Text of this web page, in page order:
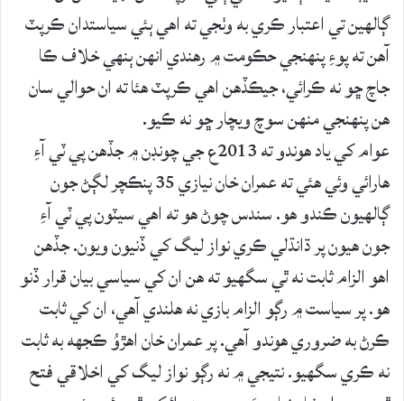
ڳالهين تي اعتبار ڪري به وٺجي ته اهي ٻئي سياستدان ڪرپٽ
آهن ته پوءِ پنهنجي حڪومت ۾ رهندي انهن ٻنهي خلاف ڪا
جاچ ڇو نه ڪرائي، جيڪڏهن اهي ڪرپٽ هئا ته ان حوالي سان
هن پنهنجي منهن سوچ ويچار ڇو نه ڪيو.
عوام کي ياد هوندو ته 2013ع جي چونڊن ۾ جڏهن پي ٽي آءِ
هارائي وئي هئي ته عمران خان نيازي 35 پنڪچر لڳڻ جون
ڳالهيون ڪندو هو. سندس چوڻ هو ته اهي سيٽون پي ٽي آءِ
جون هيون پر ڌانڌلي ڪري نواز ليگ کي ڏنيون ويون. جڏهن
اهو الزام ثابت نه ٿي سگهيو ته هن ان کي سياسي بيان قرار ڏنو
هو. پر سياست ۾ رڳو الزام بازي نه هلندي آهي، ان کي ثابت
ڪرڻ به ضروري هوندو آهي. پر عمران خان اهڙوُ ڪجهه به ثابت
نه ڪري سگهيو. نتيجي ۾ نه رڳو نواز ليگ کي اخلاقي فتح